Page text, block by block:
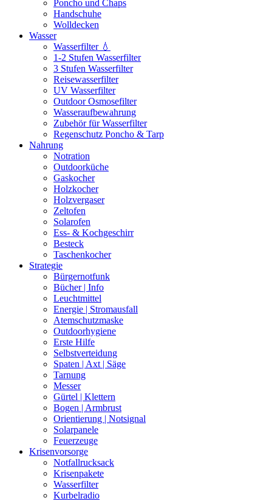
Poncho und Chaps
Handschuhe
Wolldecken
Wasser
Wasserfilter 💧
1-2 Stufen Wasserfilter
3 Stufen Wasserfilter
Reisewasserfilter
UV Wasserfilter
Outdoor Osmosefilter
Wasseraufbewahrung
Zubehör für Wasserfilter
Regenschutz Poncho & Tarp
Nahrung
Notration
Outdoorküche
Gaskocher
Holzkocher
Holzvergaser
Zeltofen
Solarofen
Ess- & Kochgeschirr
Besteck
Taschenkocher
Strategie
Bürgernotfunk
Bücher | Info
Leuchtmittel
Energie | Stromausfall
Atemschutzmaske
Outdoorhygiene
Erste Hilfe
Selbstverteidung
Spaten | Axt | Säge
Tarnung
Messer
Gürtel | Klettern
Bogen | Armbrust
Orientierung | Notsignal
Solarpanele
Feuerzeuge
Krisenvorsorge
Notfallrucksack
Krisenpakete
Wasserfilter
Kurbelradio